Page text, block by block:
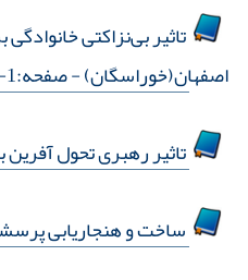
تاثیر بی‌نزاکتی
اصفهان(خوراسگان)- صفحه:1-27
تاثیر رهبری تحول
ساخت و هنجاریابی